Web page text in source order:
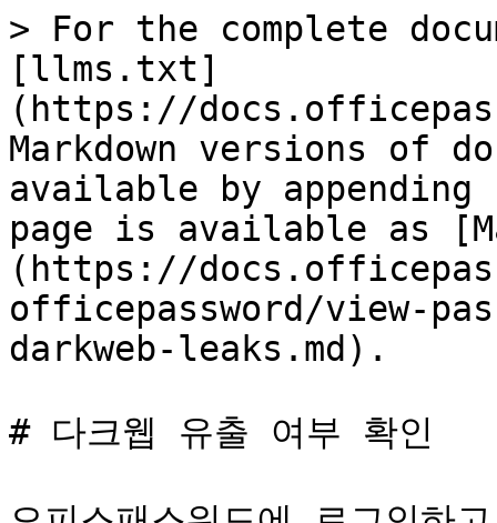
> For the complete
[llms.txt]
(https://
Markdown versions of
available by
page is available as
(https://
officepassword/view-
darkweb-leaks.md).
# 다크웹 유출 여부 확인